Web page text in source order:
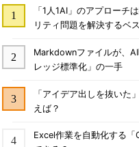
「1人1AI」のアプロー
リティ問題を解決するベ
Markdownファイルが、
レッジ標準化」の一手
「アイデア出しを抜い
えば？
Excel作業を自動化する